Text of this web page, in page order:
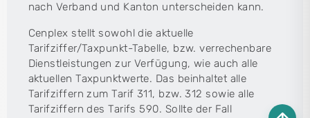
nach Verband und Kanton unterscheiden kann.
Cenplex stellt sowohl die aktuelle
Tarifziffer/Taxpunkt-Tabelle, bzw. verrechenbare
Dienstleistungen zur Verfügung, wie auch alle
aktuellen Taxpunktwerte. Das beinhaltet alle
Tarifziffern zum Tarif 311, bzw. 312 sowie alle
Tarifziffern des Tarifs 590. Sollte der Fall